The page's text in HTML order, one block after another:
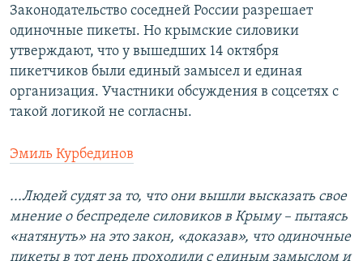
Законодательство соседней России разрешает
одиночные пикеты. Но крымские силовики
утверждают, что у вышедших 14 октября
пикетчиков были единый замысел и единая
организация. Участники обсуждения в соцсетях с
такой логикой не согласны.
Эмиль Курбединов
...Людей судят за то, что они вышли высказать свое
мнение о беспределе силовиков в Крыму – пытаясь
«натянуть» на это закон, «доказав», что одиночные
пикеты в тот день проходили с единым замыслом и